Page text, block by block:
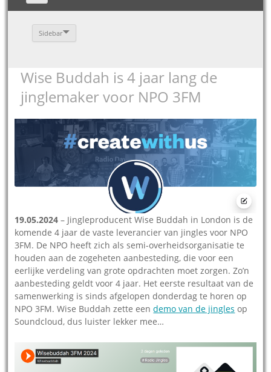
Sidebar
Wise Buddah is 4 jaar lang de
jinglemaker voor NPO 3FM
19.05.2024 – Jingleproducent Wise Buddah in London is de
komende 4 jaar de vaste leverancier van jingles voor NPO
3FM. De NPO heeft zich als semi-overheidsorganisatie te
houden aan de zogeheten aanbesteding, die voor een
eerlijke verdeling van grote opdrachten moet zorgen. Zo’n
aanbesteding geldt voor 4 jaar. Het eerste resultaat van de
samenwerking is sinds afgelopen donderdag te horen op
NPO 3FM. Wise Buddah zette eendemo van de jingles op
Soundcloud, dus luister lekker mee…